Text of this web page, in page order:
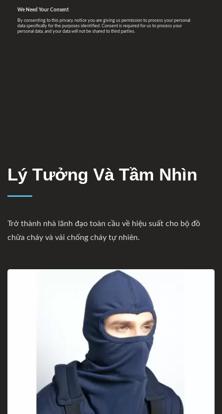
Lý Tưởng Và Tầm Nhìn
Trở thành nhà lãnh đạo toàn cầu về hiệu suất cho bộ đồ
chữa cháy và vải chống cháy tự nhiên.